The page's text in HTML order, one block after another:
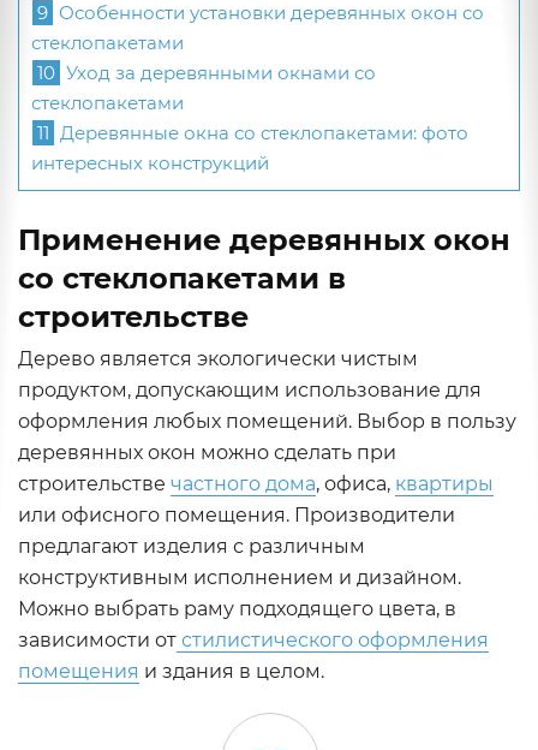
9 Особенности установки деревянных окон со
стеклопакетами
10 Уход за деревянными окнами со
стеклопакетами
11 Деревянные окна со стеклопакетами: фото
интересных конструкций
Применение деревянных окон
со стеклопакетами в
строительстве
Дерево является экологически чистым
продуктом, допускающим использование для
оформления любых помещений. Выбор в пользу
деревянных окон можно сделать при
строительстве частного дома, офиса, квартиры
или офисного помещения. Производители
предлагают изделия с различным
конструктивным исполнением и дизайном.
Можно выбрать раму подходящего цвета, в
зависимости от стилистического оформления
помещения и здания в целом.